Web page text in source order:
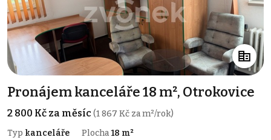
Pronájem kanceláře 18 m², Otrokovice
2 800 Kč za měsíc(1 867 Kč za m²/rok)
Typ kanceláře Plocha18 m²